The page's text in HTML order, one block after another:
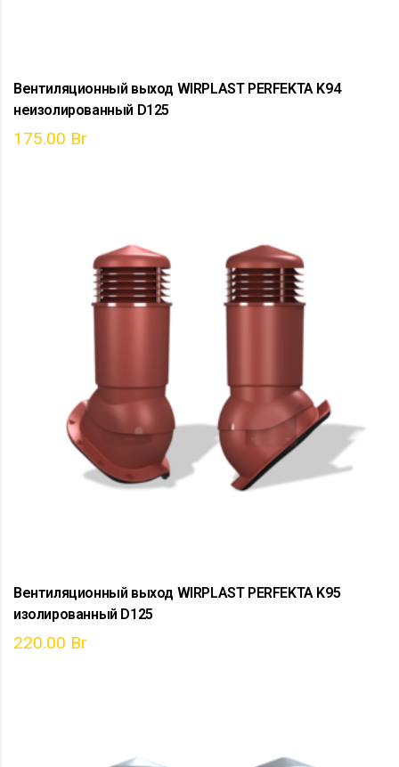
Вентиляционный выход WIRPLAST PERFEKTA K94
неизолированный D125
175.00 Br
Вентиляционный выход WIRPLAST PERFEKTA K95
изолированный D125
220.00 Br